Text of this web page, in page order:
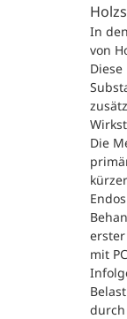
In
von
Die
mit
durch